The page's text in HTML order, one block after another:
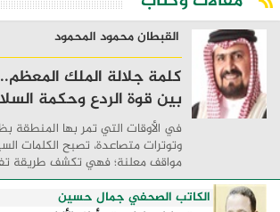
القبطان محمود المحمود
كلمة جلالة الملك
بين قوة الردع وحكمة
في الأوقات التي تمر بها المنطقة
وتوترات متصاعدة، تصبح الكلمات
مواقف معلنة؛ فهي تكشف طريقة
إدارتها للأزمات، والحدود التي تفصل
الكاتب الصحفي جمال حسين